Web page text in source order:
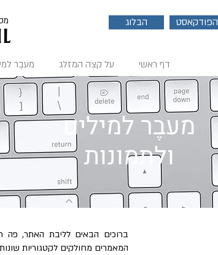
הבלוג הפודקאסט
דף ראשי על קצה המזלג מעבֶר
מעבֶר למילים
ולתמונות
ברוכים הבאים לליבת האתר, פה
המאמרים מחולקים לקטגוריות